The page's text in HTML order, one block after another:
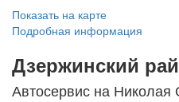
Показать на карте
Подробная информация
Дзержинский
Автосервис на Николая